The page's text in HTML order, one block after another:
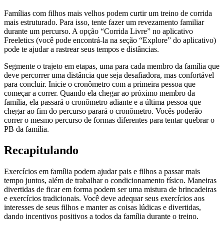
Famílias com filhos mais velhos podem curtir um treino de corrida
mais estruturado. Para isso, tente fazer um revezamento familiar
durante um percurso. A opção “Corrida Livre” no aplicativo
Freeletics (você pode encontrá-la na seção “Explore” do aplicativo)
pode te ajudar a rastrear seus tempos e distâncias.
Segmente o trajeto em etapas, uma para cada membro da família que
deve percorrer uma distância que seja desafiadora, mas confortável
para concluir. Inicie o cronômetro com a primeira pessoa que
começar a correr. Quando ela chegar ao próximo membro da
família, ela passará o cronômetro adiante e a última pessoa que
chegar ao fim do percurso parará o cronômetro. Vocês poderão
correr o mesmo percurso de formas diferentes para tentar quebrar o
PB da família.
Recapitulando
Exercícios em família podem ajudar pais e filhos a passar mais
tempo juntos, além de trabalhar o condicionamento físico. Maneiras
divertidas de ficar em forma podem ser uma mistura de brincadeiras
e exercícios tradicionais. Você deve adequar seus exercícios aos
interesses de seus filhos e manter as coisas lúdicas e divertidas,
dando incentivos positivos a todos da família durante o treino.